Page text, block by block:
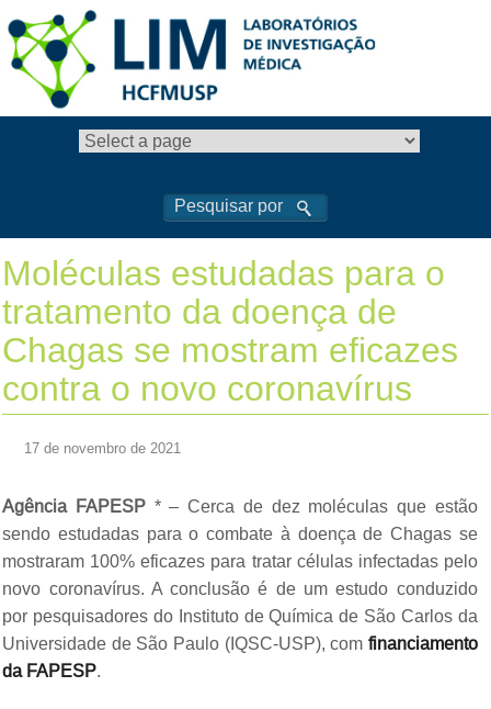
Moléculas estudadas para o
tratamento da doença de
Chagas se mostram eficazes
contra o novo coronavírus
17 de novembro de 2021
Agência FAPESP* – Cerca de dez moléculas que estão
sendo estudadas para o combate à doença de Chagas se
mostraram 100% eficazes para tratar células infectadas pelo
novo coronavírus. A conclusão é de um estudo conduzido
por pesquisadores do Instituto de Química de São Carlos da
Universidade de São Paulo (IQSC-USP), com financiamento
da FAPESP.